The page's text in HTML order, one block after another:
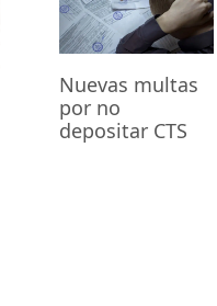
Nuevas multas
por no
depositar CTS